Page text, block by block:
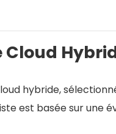
: Flexibilité
de l'hébergement
parmi cinq
en
à des projets
Cloud
hybride,
est basée sur une